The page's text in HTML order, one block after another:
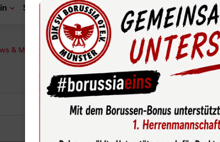
Sportangebot News & Media Service
& Media Newsroom Jetzt „geht’s“ ab: Leifken-